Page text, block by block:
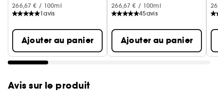
266,67 € / 100ml
1avis
Ajouter au panier
266,67 € / 100ml
45avis
Ajouter au panier
Avis sur le produit